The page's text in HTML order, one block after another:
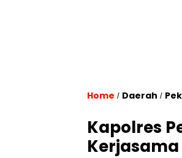
Home / Daerah /
Kapolres